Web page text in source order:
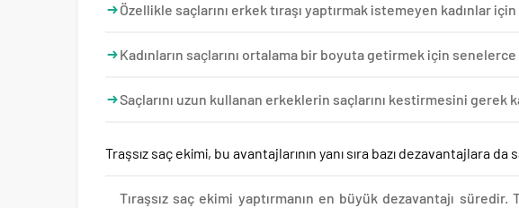
Özellikle saçlarını erkek tıraşı yaptırmak istemeyen kadınlar
Kadınların saçlarını ortalama bir boyuta getirmek için
Saçlarını uzun kullanan erkeklerin saçlarını kestirmesini gerek
Traşsız saç ekimi, bu avantajlarının yanı sıra bazı dezavantajlara da
Tıraşsız saç ekimi yaptırmanın en büyük dezavantajı